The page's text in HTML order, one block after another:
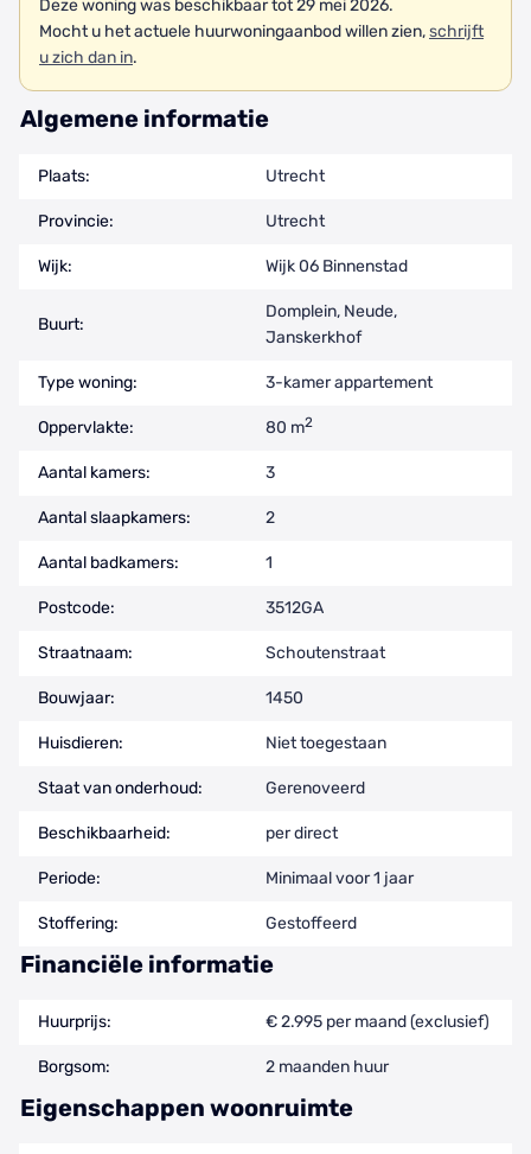
Deze woning was beschikbaar tot 29 mei 2026.
Mocht u het actuele huurwoningaanbod willen zien,schrijft
u zich dan in.
Algemene informatie
Plaats: Utrecht
Provincie: Utrecht
Wijk: Wijk 06 Binnenstad
Buurt:
Domplein, Neude,
Janskerkhof
Type woning: 3-kamer appartement
Oppervlakte: 80 m2
Aantal kamers: 3
Aantal slaapkamers: 2
Aantal badkamers: 1
Postcode: 3512GA
Straatnaam: Schoutenstraat
Bouwjaar: 1450
Huisdieren: Niet toegestaan
Staat van onderhoud: Gerenoveerd
Beschikbaarheid: per direct
Periode: Minimaal voor 1 jaar
Stoffering: Gestoffeerd
Financiële informatie
Huurprijs: € 2.995 per maand (exclusief)
Borgsom: 2 maanden huur
Eigenschappen woonruimte